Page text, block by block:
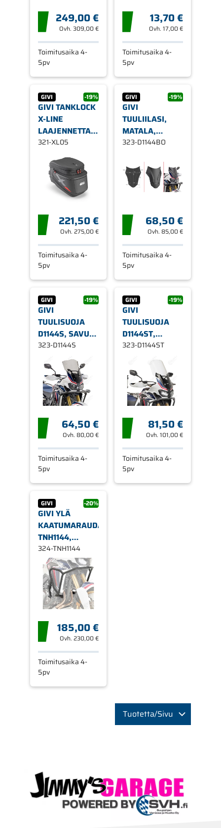
TWIN/ADVENTURE
SPORTS249,00 €
Ovh. 309,00 €
Toimitusaika 4-
5pv
13,70 €
Ovh.17,00 €
Toimitusaika 4-
5pv
GIVI -19%
GIVI TANKLOCK
X-LINE
LAAJENNETTAVA
TANKKILAUKKU
15-18LT XL05
321-XL05
221,50 €
Ovh. 275,00 €
Toimitusaika 4-
5pv
GIVI -19%
GIVI
TUULIILASI,
MATALA,
MUSTA 40X31
CRF1000L
AFRICA TWIN
323-D1144BO
68,50 €
Ovh. 85,00 €
Toimitusaika 4-
5pv
GIVI -19%
GIVI
TUULISUOJA
D1144S, SAVU
HONDA
CRF1000L
AFRICA TWIN
16-19
323-D1144S
64,50 €
Ovh. 80,00 €
Toimitusaika 4-
5pv
GIVI -19%
GIVI
TUULISUOJA
D1144ST,
KIRKAS HONDA
CRF1000L
AFRICA
TWIN/ADVENTURE
SPORTS
323-D1144ST
81,50 €
Ovh.101,00 €
Toimitusaika 4-
5pv
GIVI -20%
GIVI YLÄ
KAATUMARAUDAT
TNH1144,
HONDA
CRF1000L
AFRICA TWIN
16-19
324-TNH1144
185,00 €
Ovh. 230,00 €
Toimitusaika 4-
5pv
Tuotetta/Sivu